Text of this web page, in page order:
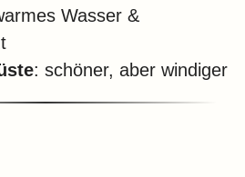
Wasser &
: schöner, aber windiger